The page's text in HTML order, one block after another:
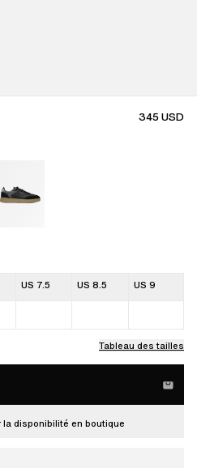
345USD
US 7.5 US 8.5 US 9
Tableau des tailles
disponibilité en boutique